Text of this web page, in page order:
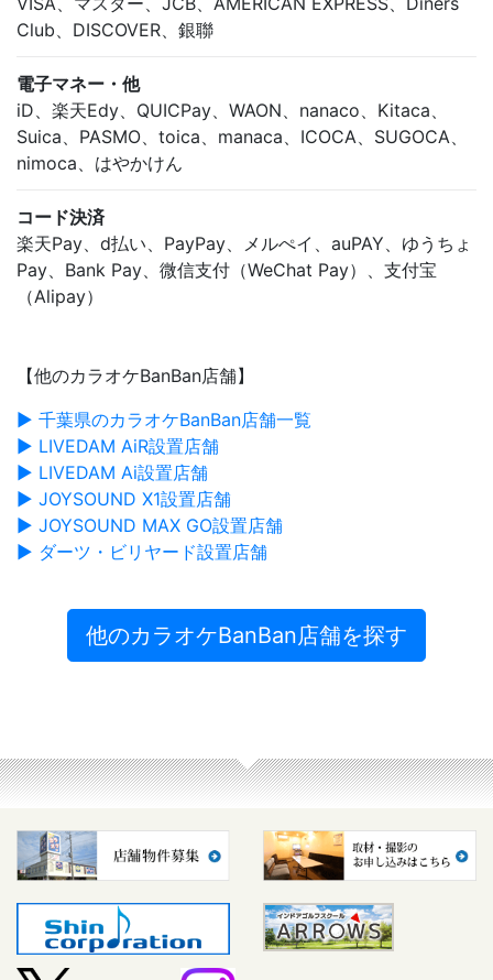
Club、DISCOVER、銀聯
電子マネー・他
iD、楽天Edy、QUICPay、WAON、nanaco、Kitaca、
Suica、PASMO、toica、manaca、ICOCA、SUGOCA、
nimoca、はやかけん
コード決済
楽天Pay、d払い、PayPay、メルぺイ、auPAY、ゆうちょ
Pay、Bank Pay、微信支付（WeChat Pay）、支付宝
（Alipay）
【他のカラオケBanBan店舗】
▶ 千葉県のカラオケBanBan店舗一覧
▶ LIVEDAM AiR設置店舗
▶ LIVEDAM Ai設置店舗
▶ JOYSOUND X1設置店舗
▶ JOYSOUND MAX GO設置店舗
▶ ダーツ・ビリヤード設置店舗
他のカラオケBanBan店舗を探す